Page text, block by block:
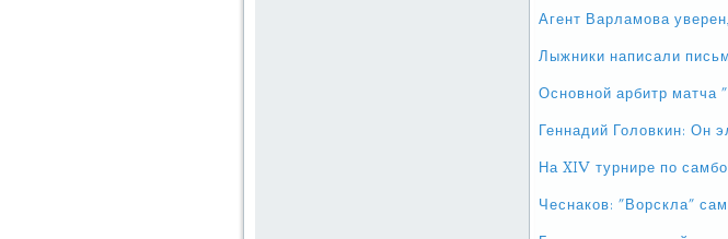
Агент Варламова
Лыжники написали
Основной арбитр матча
Геннадий Головкин: Он
На XIV турнире по
Чеснаков: "Ворскла"